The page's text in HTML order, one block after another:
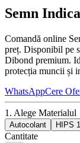
Semn
Comandă online
preț. Disponibil pe
Dibond premium.
protecția muncii și
WhatsAppCere
1. Alege Materialul
Autocolant HIPS
Cantitate